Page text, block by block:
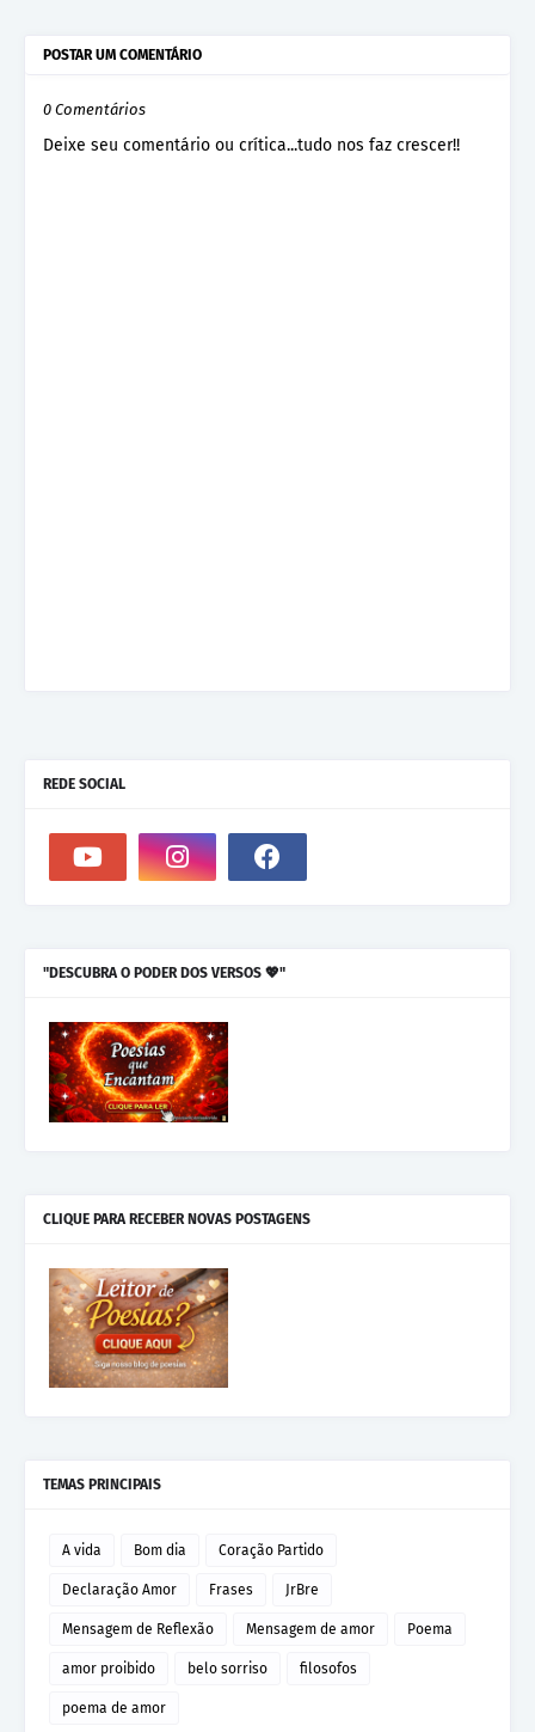
POSTAR UM COMENTÁRIO
0 Comentários
Deixe seu comentário ou crítica...tudo nos faz crescer!!
REDE SOCIAL
"DESCUBRA O PODER DOS VERSOS 💖"
CLIQUE PARA RECEBER NOVAS POSTAGENS
TEMAS PRINCIPAIS
A vida Bom dia Coração Partido
Declaração Amor Frases JrBre
Mensagem de Reflexão Mensagem de amor Poema
amor proibido belo sorriso filosofos
poema de amor